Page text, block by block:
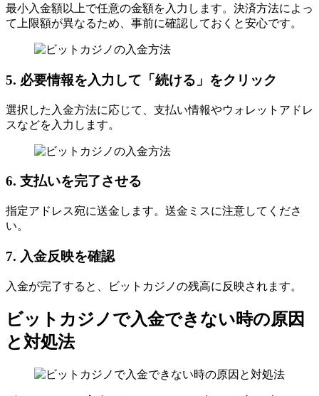
最小入金額以上で任意の金額を入力します。決済方法によっ
て上限額が異なるため、事前に確認しておくと安心です。
5. 必要情報を入力して「続ける」をクリック
選択した入金方法に応じて、支払い情報やウォレットアドレ
スなどを入力します。
6. 支払いを完了させる
指定アドレス宛に送金します。送金ミスに注意してくださ
い。
7. 入金反映を確認
入金が完了すると、ビットカジノの残高に反映されます。
ビットカジノで入金できない時の原因
と対処法